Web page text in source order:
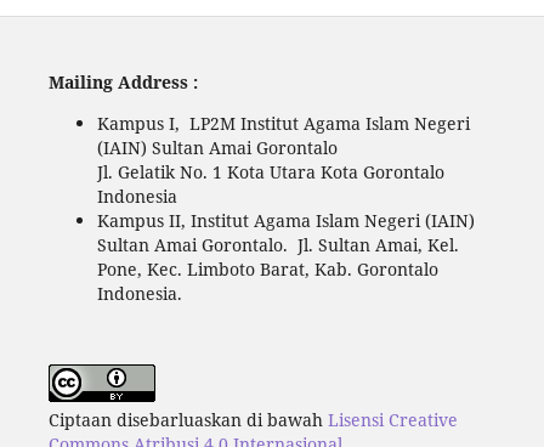
Mailing Address :
Kampus I, LP2M Institut Agama Islam Negeri
(IAIN) Sultan Amai Gorontalo
Jl. Gelatik No. 1 Kota Utara Kota Gorontalo
Indonesia
Kampus II, Institut Agama Islam Negeri (IAIN)
Sultan Amai Gorontalo. Jl. Sultan Amai, Kel.
Pone, Kec. Limboto Barat, Kab. Gorontalo
Indonesia.
Ciptaan disebarluaskan di bawah Lisensi Creative